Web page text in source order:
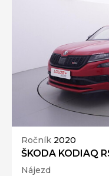
Ročník 2020
ŠKODA KODIAQ
Nájezd